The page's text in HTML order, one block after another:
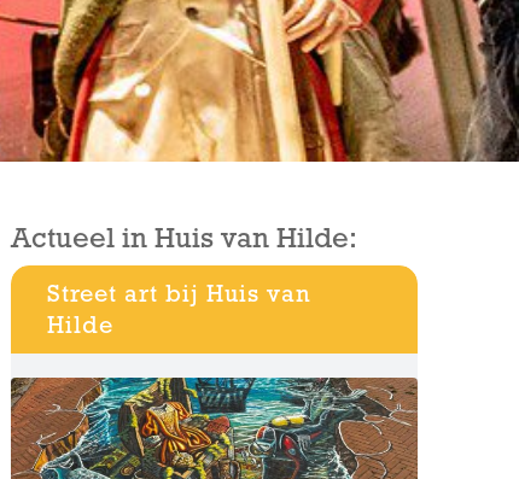
Actueel in Huis van Hilde:
Street art bij Huis van
Hilde